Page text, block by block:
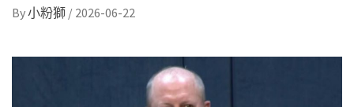
By小粉獅 / 2026-06-22